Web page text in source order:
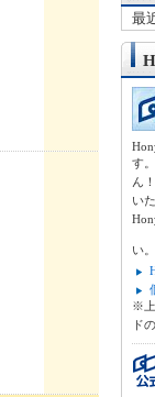
最
す
ん
い
い。
※上
ド